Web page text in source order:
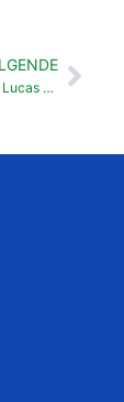
t Evengelie volgens Lucas dij noar Emmaüs gingen (24:13-35)